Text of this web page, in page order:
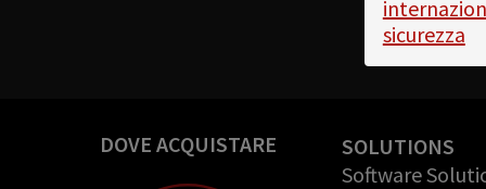
sicurezza
DOVE ACQUISTARE
SOLUTIONS
Software